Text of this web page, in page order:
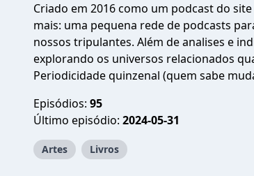
Criado em 2016 como um podcast do
mais: uma pequena rede de podcasts
nossos tripulantes. Além de analises e
explorando os universos relacionados
Periodicidade quinzenal (quem sabe
Episódios: 95
Último episódio: 2024-05-31
Artes Livros